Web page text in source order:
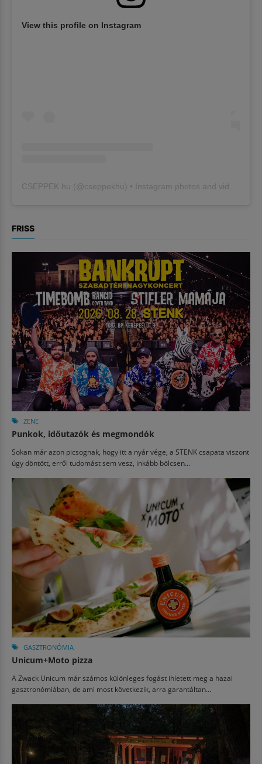
View this profile on Instagram
CSEPPEK.hu (@cseppekhu ) • Instagram photos and videos
FRISS
ZENE
Punkok, időutazók és megmondók
Sokan már azon picsognak, hogy itt a nyár vége, a STENK csapata viszont
úgy döntött, erről tudomást sem vesz, inkább bölcsen...
GASZTRONÓMIA
Unicum+Moto pizza
A Zwack Unicum már számos különleges fogást ihletett meg a hazai
gasztronómiában, de ami most következik, arra garantáltan...